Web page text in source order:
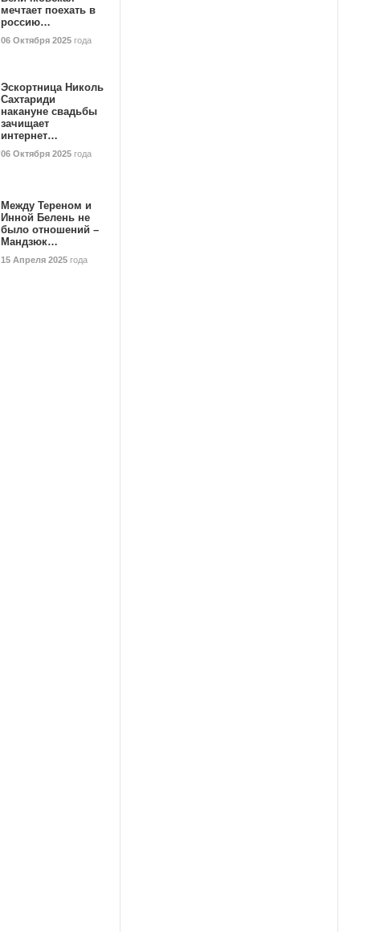
мечтает поехать в
россию…
06 Октября 2025 года
Эскортница Николь
Сахтариди
накануне свадьбы
зачищает
интернет…
06 Октября 2025 года
Между Тереном и
Инной Белень не
было отношений –
Мандзюк…
15 Апреля 2025 года